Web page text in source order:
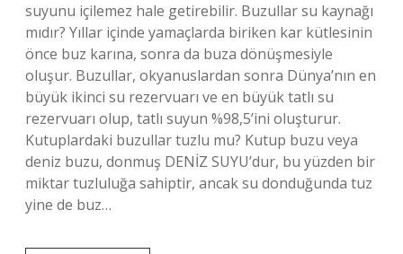
suyunu içilemez hale getirebilir. Buzullar su kaynağı
mıdır? Yıllar içinde yamaçlarda biriken kar kütlesinin
önce buz karına, sonra da buza dönüşmesiyle
oluşur. Buzullar, okyanuslardan sonra Dünya’nın en
büyük ikinci su rezervuarı ve en büyük tatlı su
rezervuarı olup, tatlı suyun %98,5’ini oluşturur.
Kutuplardaki buzullar tuzlu mu? Kutup buzu veya
deniz buzu, donmuş DENİZ SUYU’dur, bu yüzden bir
miktar tuzluluğa sahiptir, ancak su donduğunda tuz
yine de buz…